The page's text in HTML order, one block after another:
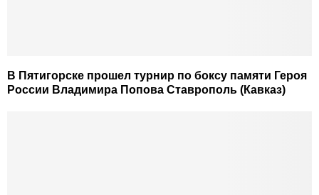
В Пятигорске прошел турнир по боксу памяти Героя
России Владимира Попова Ставрополь (Кавказ)